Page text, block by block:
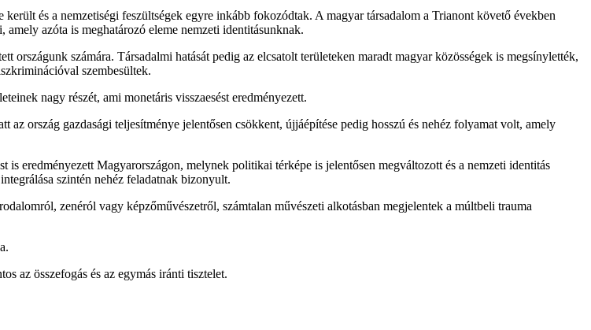
és a nemzetiségi feszültségek egyre inkább fokozódtak. A magyar társadalom a Trianont követő években
azóta is meghatározó eleme nemzeti identitásunknak.
számára. Társadalmi hatását pedig az elcsatolt területeken maradt magyar közösségek is megsínylették,
szembesültek.
nagy részét, ami monetáris visszaesést eredményezett.
ország gazdasági teljesítménye jelentősen csökkent, újjáépítése pedig hosszú és nehéz folyamat volt, amely
eredményezett Magyarországon, melynek politikai térképe is jelentősen megváltozott és a nemzeti identitás
szintén nehéz feladatnak bizonyult.
zenéról vagy képzőművészetről, számtalan művészeti alkotásban megjelentek a múltbeli trauma
az összefogás és az egymás iránti tisztelet.